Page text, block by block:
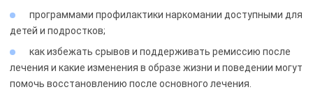
программами профилактики наркомании доступными для
детей и подростков;
как избежать срывов и поддерживать ремиссию после
лечения и какие изменения в образе жизни и поведении могут
помочь восстановлению после основного лечения.